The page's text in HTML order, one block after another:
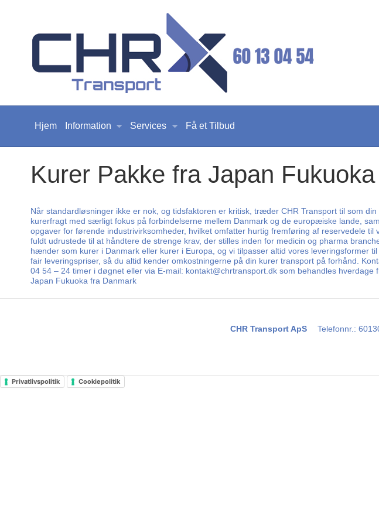
Hjem Information Services Få et Tilbud
Kurer Pakke fra Japan
Når standardløsninger ikke er nok, og tidsfaktoren er kritisk, træder CHR Transport til som
kurerfragt med særligt fokus på forbindelserne mellem Danmark og de europæiske lande,
opgaver for førende industrivirksomheder, hvilket omfatter hurtig fremføring af reservedele
fuldt udrustede til at håndtere de strenge krav, der stilles inden for medicin og pharma
hænder som kurer i Danmark eller kurer i Europa, og vi tilpasser altid vores leveringsformer
fair leveringspriser, så du altid kender omkostningerne på din kurer transport på forhånd.
04 54 – 24 timer i døgnet eller via E-mail: kontakt@chrtransport.dk som behandles
Japan Fukuoka fra Danmark
CHR Transport ApS Telefonnr. :
Privatlivspolitik Cookiepolitik